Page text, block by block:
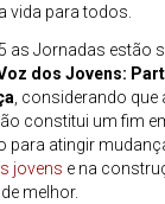
vida para todos.
as Jornadas estão
dos Jovens:
, considerando
constitui um fim
para atingir
jovens e na
melhor.